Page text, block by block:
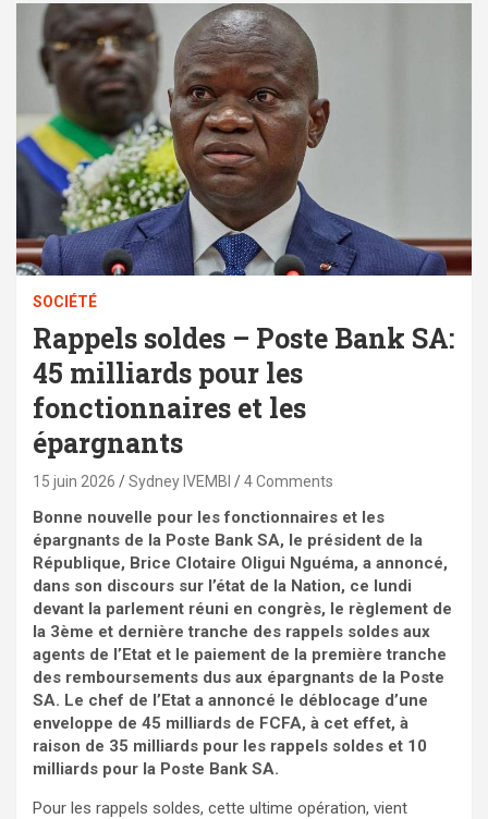
SOCIÉTÉ
Rappels soldes – Poste Bank SA:
45 milliards pour les
fonctionnaires et les
épargnants
15 juin 2026 Sydney IVEMBI 4 Comments
Bonne nouvelle pour les fonctionnaires et les
épargnants de la Poste Bank SA, le président de la
République, Brice Clotaire Oligui Nguéma, a annoncé,
dans son discours sur l’état de la Nation, ce lundi
devant la parlement réuni en congrès, le règlement de
la 3ème et dernière tranche des rappels soldes aux
agents de l’Etat et le paiement de la première tranche
des remboursements dus aux épargnants de la Poste
SA. Le chef de l’Etat a annoncé le déblocage d’une
enveloppe de 45 milliards de FCFA, à cet effet, à
raison de 35 milliards pour les rappels soldes et 10
milliards pour la Poste Bank SA.
Pour les rappels soldes, cette ultime opération, vient